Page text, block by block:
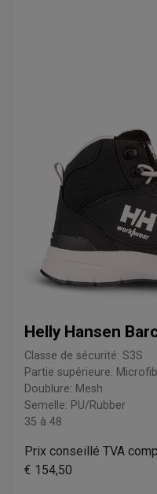
Helly Hansen
Classe de sécurité: S3S
Partie supérieure:
Doublure: Mesh
Semelle: PU/Rubber
35 à 48
Prix conseillé TVA
€ 154,50